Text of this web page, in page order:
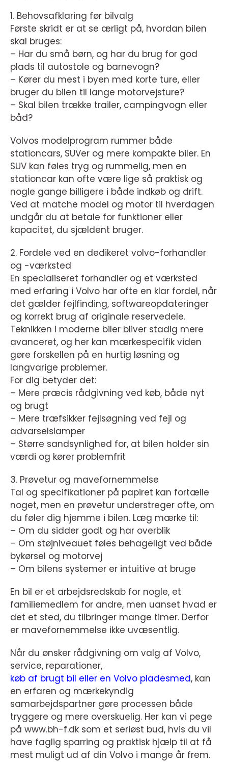
1. Behovsafklaring før bilvalg
Første skridt er at se ærligt på, hvordan bilen
skal bruges:
– Har du små børn, og har du brug for god
plads til autostole og barnevogn?
– Kører du mest i byen med korte ture, eller
bruger du bilen til lange motorvejsture?
– Skal bilen trække trailer, campingvogn eller
båd?
Volvos modelprogram rummer både
stationcars, SUVer og mere kompakte biler. En
SUV kan føles tryg og rummelig, men en
stationcar kan ofte være lige så praktisk og
nogle gange billigere i både indkøb og drift.
Ved at matche model og motor til hverdagen
undgår du at betale for funktioner eller
kapacitet, du sjældent bruger.
2. Fordele ved en dedikeret volvo-forhandler
og -værksted
En specialiseret forhandler og et værksted
med erfaring i Volvo har ofte en klar fordel, når
det gælder fejlfinding, softwareopdateringer
og korrekt brug af originale reservedele.
Teknikken i moderne biler bliver stadig mere
avanceret, og her kan mærkespecifik viden
gøre forskellen på en hurtig løsning og
langvarige problemer.
For dig betyder det:
– Mere præcis rådgivning ved køb, både nyt
og brugt
– Mere træfsikker fejlsøgning ved fejl og
advarselslamper
– Større sandsynlighed for, at bilen holder sin
værdi og kører problemfrit
3. Prøvetur og mavefornemmelse
Tal og specifikationer på papiret kan fortælle
noget, men en prøvetur understreger ofte, om
du føler dig hjemme i bilen. Læg mærke til:
– Om du sidder godt og har overblik
– Om støjniveauet føles behageligt ved både
bykørsel og motorvej
– Om bilens systemer er intuitive at bruge
En bil er et arbejdsredskab for nogle, et
familiemedlem for andre, men uanset hvad er
det et sted, du tilbringer mange timer. Derfor
er mavefornemmelse ikke uvæsentlig.
Når du ønsker rådgivning om valg af Volvo,
service, reparationer,
køb af brugt bil eller en Volvo pladesmed, kan
en erfaren og mærkekyndig
samarbejdspartner gøre processen både
tryggere og mere overskuelig. Her kan vi pege
på www.bh-f.dk som et seriøst bud, hvis du vil
have faglig sparring og praktisk hjælp til at få
mest muligt ud af din Volvo i mange år frem.